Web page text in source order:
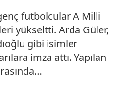
futbolcular A Milli
yükseltti. Arda Güler,
gibi isimler
imza attı. Yapılan